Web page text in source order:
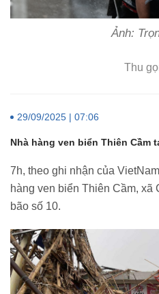
Ảnh:
Thu
29/09/2025 | 07:06
Nhà hàng ven biển Thiên Cầm
7h, theo ghi nhận của
hàng ven biển Thiên Cầm, xã
bão số 10.